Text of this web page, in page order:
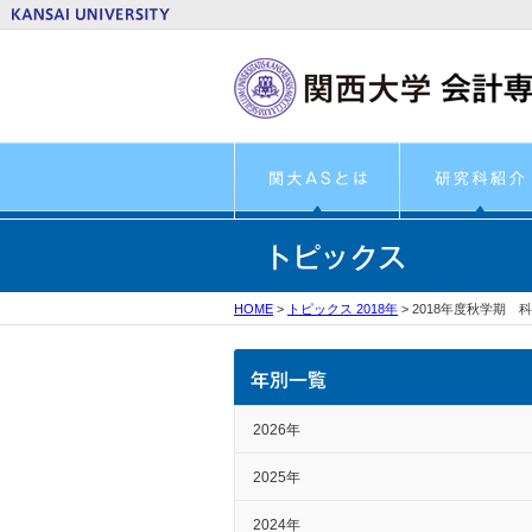
HOME > トピックス 2018年 > 2018年度秋学期 科
2026年
2025年
2024年